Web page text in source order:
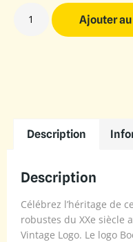
Ajouter
Description
Description
Célébrez l’héritage de
robustes du XXe siècle
Vintage Logo. Le logo